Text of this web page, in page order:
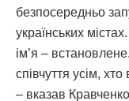
безпосередньо
українських
ім’я –
співчуття усім, хто
– вказав